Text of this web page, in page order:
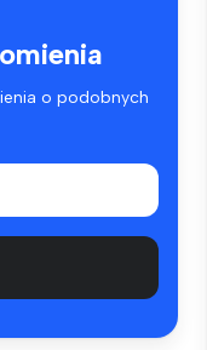
o podobnych